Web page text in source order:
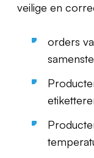
veilige en
orders